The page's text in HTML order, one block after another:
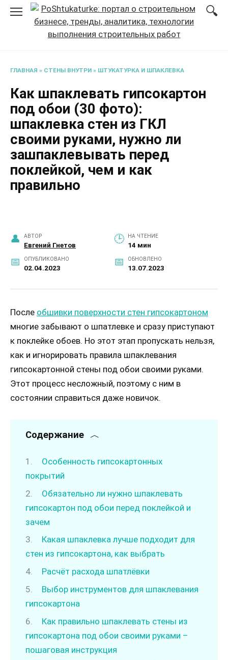
Перейти
содержанию
ГЛАВНАЯ » СТЕНЫ ВНУТРИ » ШТУКАТУРКА И ШПАКЛЕВКА
Как шпаклевать гипсокартон
под обои (30 фото):
шпаклевка стен из ГКЛ
своими руками, нужно ли
зашпаклевывать перед
поклейкой, чем и как
правильно
АВТОР
Евгений Гнетов
НА ЧТЕНИЕ
14 мин
ОПУБЛИКОВАНО
02.04.2023
ОБНОВЛЕНО
13.07.2023
После обшивки поверхности стен гипсокартоном
многие забывают о шпатлевке и сразу приступают
к поклейке обоев. Но этот этап пропускать нельзя,
как и игнорировать правила шпаклевания
гипсокартонной стены под обои своими руками.
Этот процесс несложный, поэтому с ним в
состоянии справиться даже новичок.
Содержание
Особенность гипсокартонных
покрытий
Обязательно ли нужно шпаклевать
гипсокартон под обои перед поклейкой и
зачем
Какая шпаклевка лучше подходит для
стен из гипсокартона, как выбрать
Расчёт расхода шпатлёвки
Выбор инструментов для шпаклевания
гипсокартона
Как правильно шпаклевать стены из
гипсокартона под обои своими руками –
пошаговая инструкция